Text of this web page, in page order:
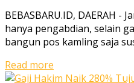
BEBASBARU.ID, DAERAH -
hanya pengabdian, selain
bangun pos kamling saja
Read more